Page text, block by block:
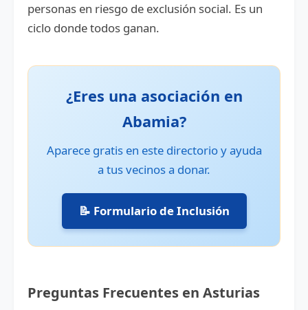
personas en riesgo de exclusión social. Es un
ciclo donde todos ganan.
¿Eres una asociación en
Abamia?
Aparece gratis en este directorio y ayuda
a tus vecinos a donar.
📝 Formulario de Inclusión
Preguntas Frecuentes en Asturias